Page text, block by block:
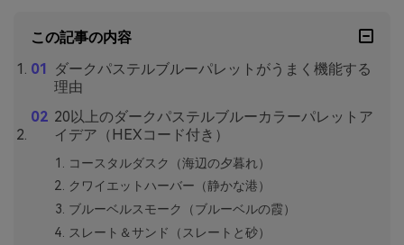
この記事の内容
ダークパステルブルーパレットがうまく機能する
理由
20以上のダークパステルブルーカラーパレットア
イデア（HEXコード付き）
コースタルダスク（海辺の夕暮れ）
クワイエットハーバー（静かな港）
ブルーベルスモーク（ブルーベルの霞）
スレート＆サンド（スレートと砂）